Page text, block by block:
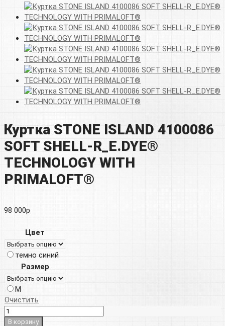
Куртка STONE ISLAND 4100086
SOFT SHELL-R_E.DYE®
TECHNOLOGY WITH
PRIMALOFT®
98 000р
Цвет
темно синий
Размер
M
Очистить
В корзину